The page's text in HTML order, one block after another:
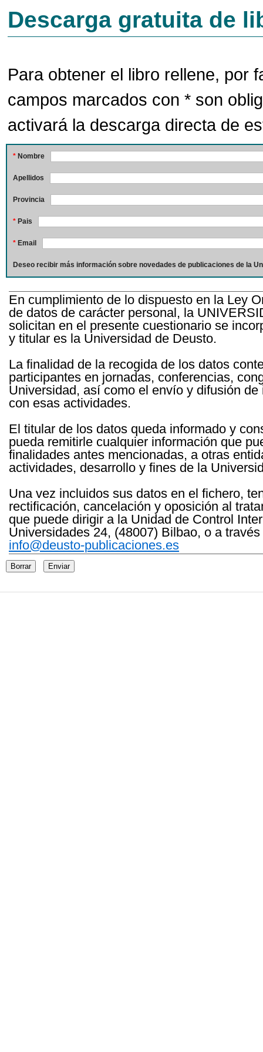
Descarga gratuita de
Para obtener el libro rellene, por
campos marcados con * son
activará la descarga directa de
* Nombre
Apellidos
Provincia
* Pais
* Email
Deseo recibir más información sobre novedades de publicaciones de la
En cumplimiento de lo dispuesto en la Ley
de datos de carácter personal, la
solicitan en el presente cuestionario se
y titular es la Universidad de Deusto.
La finalidad de la recogida de los datos
participantes en jornadas, conferencias,
Universidad, así como el envío y difusión
con esas actividades.
El titular de los datos queda informado y
pueda remitirle cualquier información que
finalidades antes mencionadas, a otras
actividades, desarrollo y fines de la
Una vez incluidos sus datos en el fichero,
rectificación, cancelación y oposición al
que puede dirigir a la Unidad de Control
Universidades 24, (48007) Bilbao, o a
info@deusto-publicaciones.es
Borrar Enviar